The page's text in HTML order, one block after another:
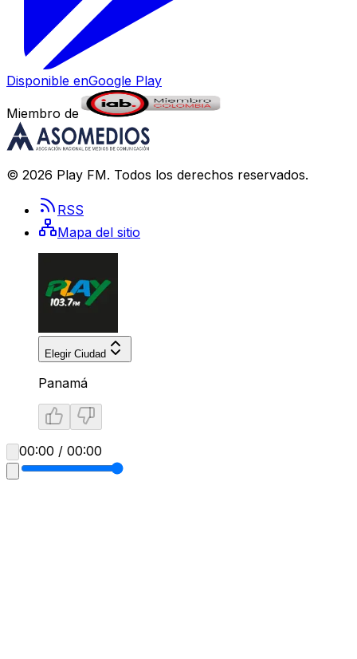
Disponible enGoogle Play
Miembro de
© 2026 Play FM. Todos los derechos reservados.
RSS
Mapa del sitio
Elegir Ciudad
Panamá
00:00 / 00:00